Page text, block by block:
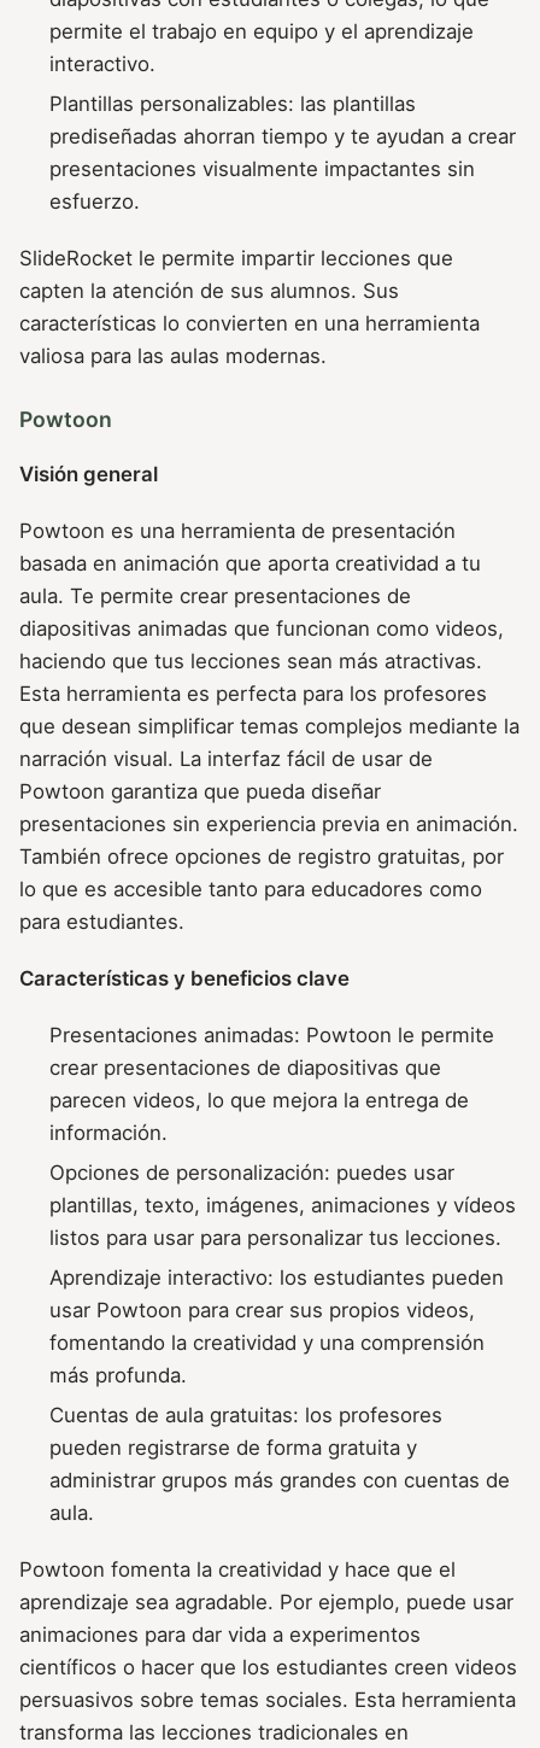
permite el trabajo en equipo y el aprendizaje
interactivo.
Plantillas personalizables: las plantillas
prediseñadas ahorran tiempo y te ayudan a crear
presentaciones visualmente impactantes sin
esfuerzo.
SlideRocket le permite impartir lecciones que
capten la atención de sus alumnos. Sus
características lo convierten en una herramienta
valiosa para las aulas modernas.
Powtoon
Visión general
Powtoon es una herramienta de presentación
basada en animación que aporta creatividad a tu
aula. Te permite crear presentaciones de
diapositivas animadas que funcionan como videos,
haciendo que tus lecciones sean más atractivas.
Esta herramienta es perfecta para los profesores
que desean simplificar temas complejos mediante la
narración visual. La interfaz fácil de usar de
Powtoon garantiza que pueda diseñar
presentaciones sin experiencia previa en animación.
También ofrece opciones de registro gratuitas, por
lo que es accesible tanto para educadores como
para estudiantes.
Características y beneficios clave
Presentaciones animadas: Powtoon le permite
crear presentaciones de diapositivas que
parecen videos, lo que mejora la entrega de
información.
Opciones de personalización: puedes usar
plantillas, texto, imágenes, animaciones y vídeos
listos para usar para personalizar tus lecciones.
Aprendizaje interactivo: los estudiantes pueden
usar Powtoon para crear sus propios videos,
fomentando la creatividad y una comprensión
más profunda.
Cuentas de aula gratuitas: los profesores
pueden registrarse de forma gratuita y
administrar grupos más grandes con cuentas de
aula.
Powtoon fomenta la creatividad y hace que el
aprendizaje sea agradable. Por ejemplo, puede usar
animaciones para dar vida a experimentos
científicos o hacer que los estudiantes creen videos
persuasivos sobre temas sociales. Esta herramienta
transforma las lecciones tradicionales en